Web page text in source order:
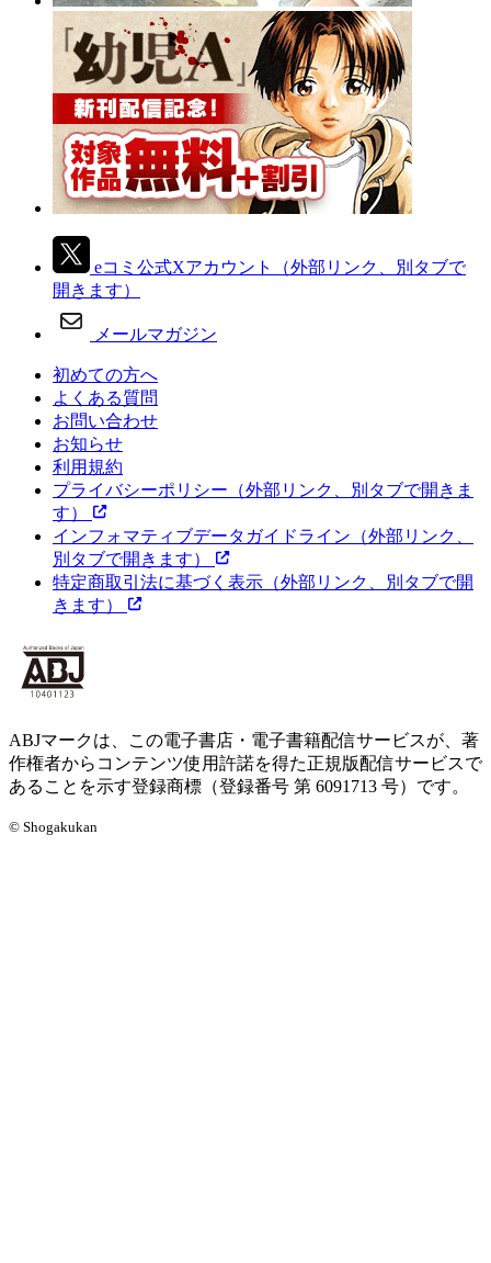
eコミ公式Xアカウント
（外部リンク、別タブで
開きます）
メールマガジン
初めての方へ
よくある質問
お問い合わせ
お知らせ
利用規約
プライバシーポリシー （外部リンク、別タブで開きま
す）
インフォマティブデータガイドライン （外部リンク、
別タブで開きます）
特定商取引法に基づく表示 （外部リンク、別タブで開
きます）
ABJマークは、この電子書店・電子書籍配信サービスが、著
作権者からコンテンツ使用許諾を得た正規版配信サービスで
あることを示す登録商標（登録番号 第 6091713 号）です。
© Shogakukan